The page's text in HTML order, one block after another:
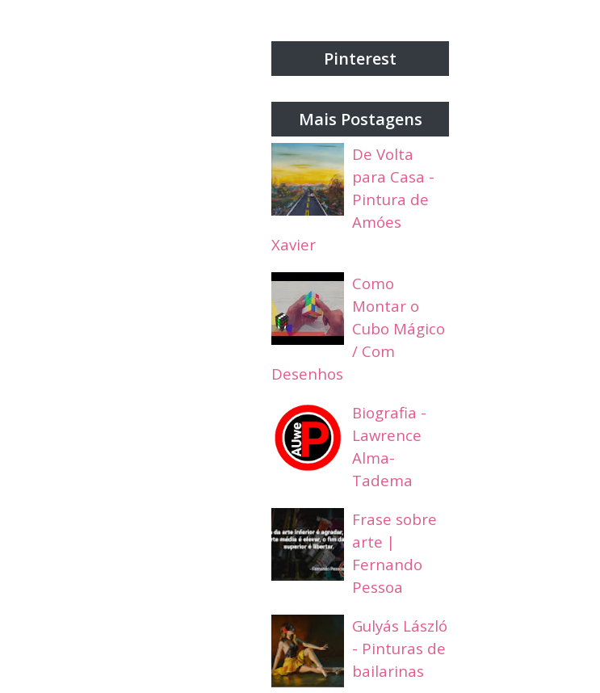
Pinterest
Mais Postagens
De Volta
para Casa -
Pintura de
Amóes
Xavier
Como
Montar o
Cubo Mágico
/ Com
Desenhos
Biografia -
Lawrence
Alma-
Tadema
Frase sobre
arte |
Fernando
Pessoa
Gulyás László
- Pinturas de
bailarinas